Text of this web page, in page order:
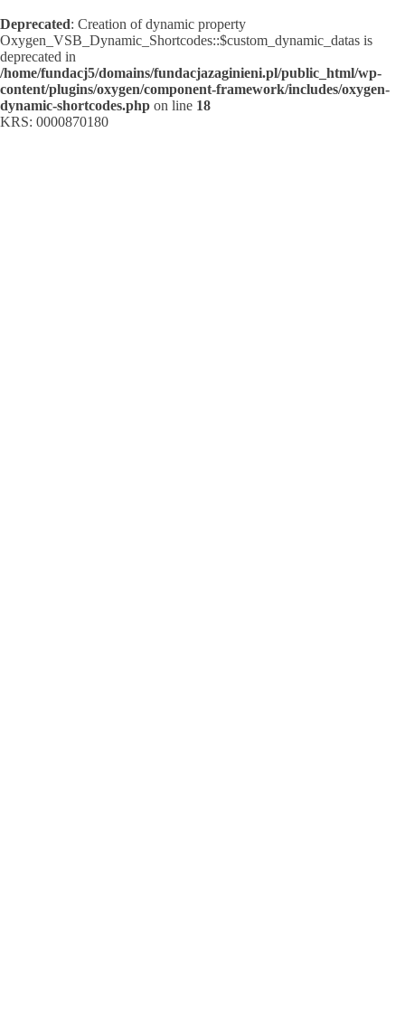
Deprecated: Creation of dynamic property
Oxygen_VSB_Dynamic_Shortcodes::$custom_dynamic_datas is
deprecated in
/home/fundacj5/domains/fundacjazaginieni.pl/public_html/wp-
content/plugins/oxygen/component-framework/includes/oxygen-
dynamic-shortcodes.php on line 18
KRS: 0000870180